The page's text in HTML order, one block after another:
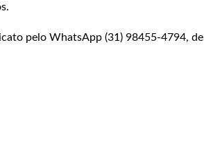
pelo WhatsApp (31) 98455-4794, de